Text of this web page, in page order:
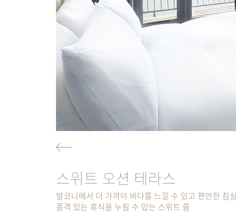
스위트 오션 테라스
발코니에서 더 가까이 바다를 느낄 수 있고 편안한 침
품격 있는 휴식을 누릴 수 있는 스위트 룸